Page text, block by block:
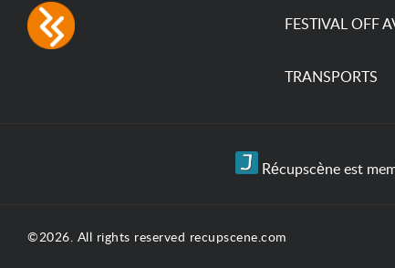
FESTIVAL OFF
TRANSPORTS
Récupscène est
©2026. All rights reserved recupscene.com